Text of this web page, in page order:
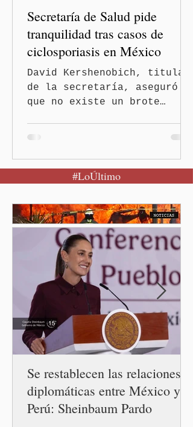
Secretaría de Salud pide
tranquilidad tras casos de
ciclosporiasis en México
David Kershenobich, titular
de la secretaría, aseguró
que no existe un brote
secretario de Salud
federal, David Kershenobich
exista un brote activo de
ciclosporiasis en México,
luego del incremento de
casos registrado en Estados
Unidos. Durante la
conferencia matutina en
Palacio Nacional, el
funcionario informó que en
el país únicamente se han
confirmado 33 casos de esta
enferme
#LoÚltimo
Se restablecen las relaciones
diplomáticas entre México y
Perú: Sheinbaum Pardo